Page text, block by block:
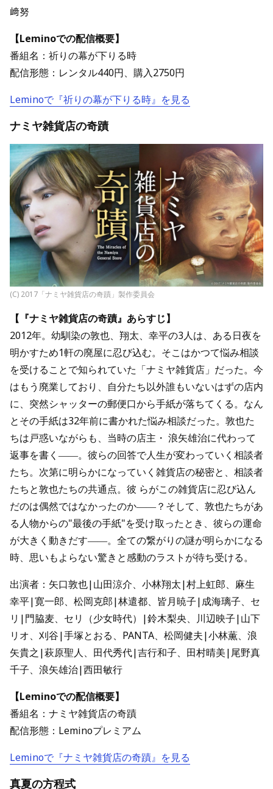
﨑努
【Leminoでの配信概要】
番組名：祈りの幕が下りる時
配信形態：レンタル440円、購入2750円
Leminoで『祈りの幕が下りる時』を見る
ナミヤ雑貨店の奇蹟
(C) 2017「ナミヤ雑貨店の奇蹟」製作委員会
【『ナミヤ雑貨店の奇蹟』あらすじ】
2012年。幼馴染の敦也、翔太、幸平の3人は、ある日夜を
明かすため1軒の廃屋に忍び込む。そこはかつて悩み相談
を受けることで知られていた「ナミヤ雑貨店」だった。今
はもう廃業しており、自分たち以外誰もいないはずの店内
に、突然シャッターの郵便口から手紙が落ちてくる。なん
とその手紙は32年前に書かれた悩み相談だった。敦也た
ちは戸惑いながらも、当時の店主・ 浪矢雄治に代わって
返事を書く――。彼らの回答で人生が変わっていく相談者
たち。次第に明らかになっていく雑貨店の秘密と、相談者
たちと敦也たちの共通点。彼 らがこの雑貨店に忍び込ん
だのは偶然ではなかったのか――？そして、敦也たちがあ
る人物からの"最後の手紙"を受け取ったとき、彼らの運命
が大きく動きだす――。全ての繋がりの謎が明らかになる
時、思いもよらない驚きと感動のラストが待ち受ける。
出演者：矢口敦也|山田涼介、小林翔太|村上虹郎、麻生
幸平|寛一郎、松岡克郎|林遣都、皆月暁子|成海璃子、セ
リ|門脇麦、セリ（少女時代）|鈴木梨央、川辺映子|山下
リオ、刈谷|手塚とおる、PANTA、松岡健夫|小林薫、浪
矢貴之|萩原聖人、田代秀代|吉行和子、田村晴美|尾野真
千子、浪矢雄治|西田敏行
【Leminoでの配信概要】
番組名：ナミヤ雑貨店の奇蹟
配信形態：Leminoプレミアム
Leminoで『ナミヤ雑貨店の奇蹟』を見る
真夏の方程式